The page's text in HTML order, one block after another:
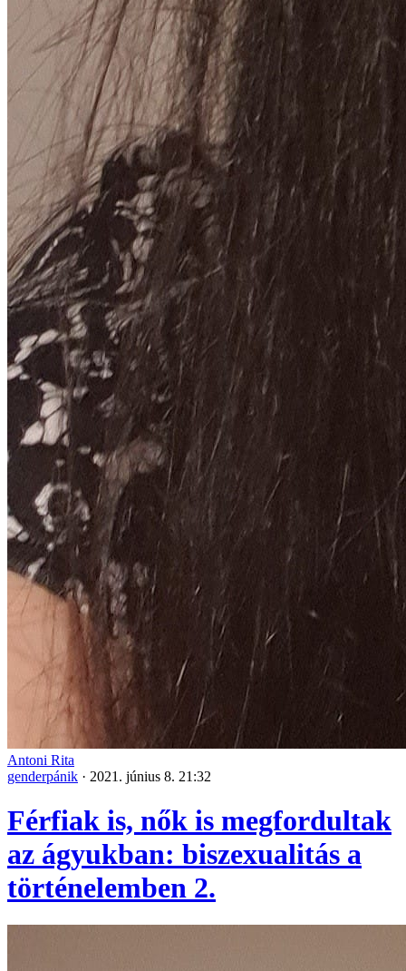
Antoni Rita
genderpánik · 2021. június 8. 21:32
Férfiak is, nők is megfordultak
az ágyukban: biszexualitás a
történelemben 2.